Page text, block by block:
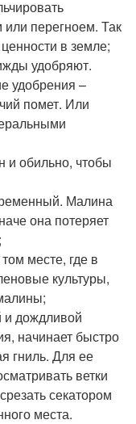
перегноем. Так
в земле;
удобряют.
удобрения –
помет. Или
и обильно, чтобы
Малина
она потеряет
месте, где в
культуры,
и дождливой
начинает быстро
гниль. Для ее
ветки
секатором
места.